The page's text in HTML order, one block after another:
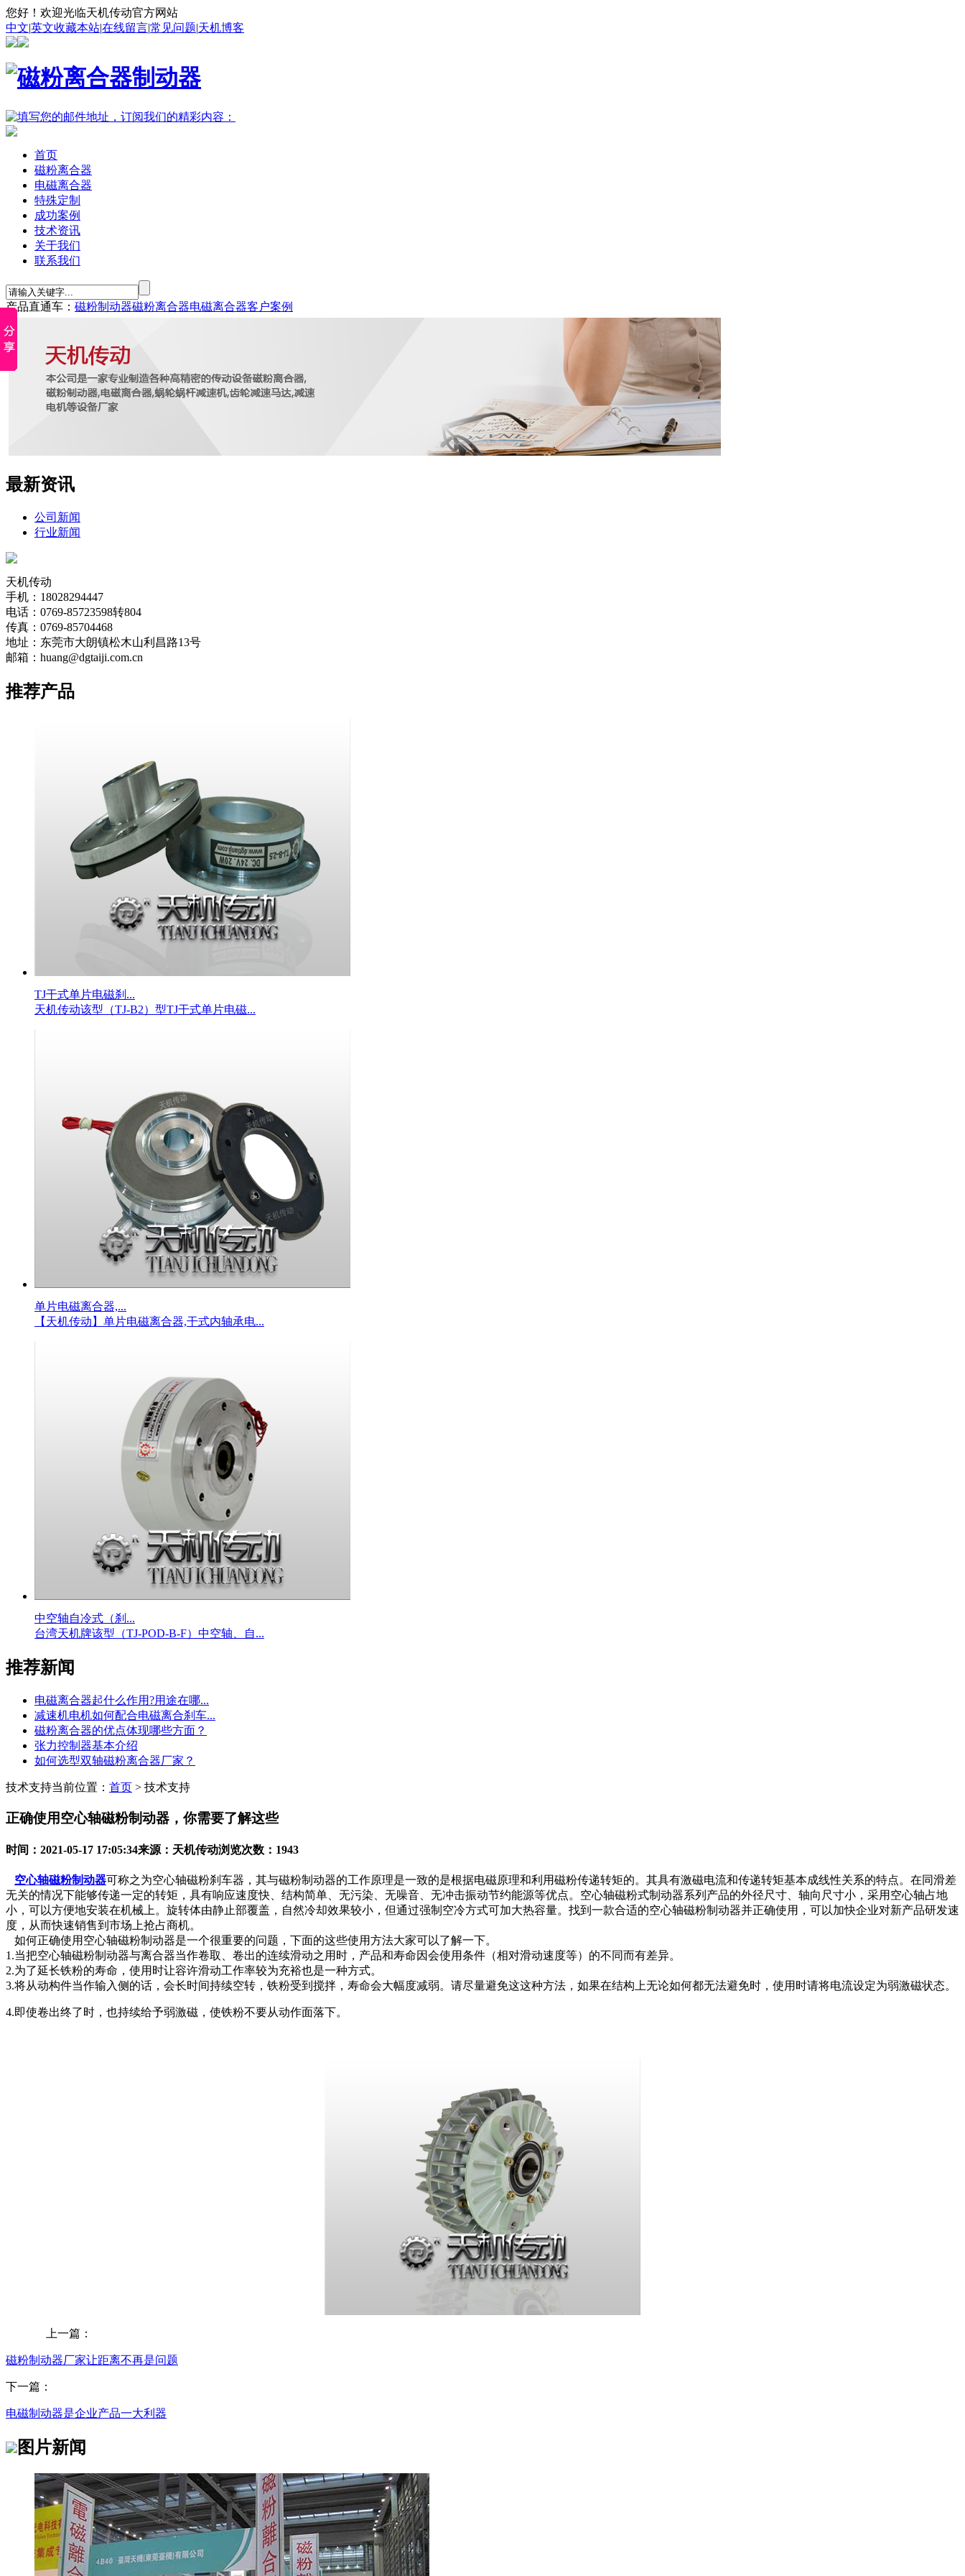
您好！欢迎光临天机传动官方网站
中文|英文收藏本站|在线留言|常见问题|天机博客
首页
磁粉离合器
电磁离合器
特殊定制
成功案例
技术资讯
关于我们
联系我们
产品直通车： 磁粉制动器磁粉离合器电磁离合器客户案例
最新资讯
公司新闻
行业新闻
天机传动
手机：18028294447
电话：0769-85723598转804
传真：0769-85704468
地址：东莞市大朗镇松木山利昌路13号
邮箱：huang@dgtaiji.com.cn
推荐产品
TJ干式单片电磁刹...
天机传动该型（TJ-B2）型TJ干式单片电磁...
单片电磁离合器,...
【天机传动】单片电磁离合器,干式内轴承电...
中空轴自冷式（刹...
台湾天机牌该型（TJ-POD-B-F）中空轴、自...
推荐新闻
电磁离合器起什么作用?用途在哪...
减速机电机如何配合电磁离合刹车...
磁粉离合器的优点体现哪些方面？
张力控制器基本介绍
如何选型双轴磁粉离合器厂家？
技术支持当前位置： 首页 > 技术支持
正确使用空心轴磁粉制动器，你需要了解这些
时间：2021-05-17 17:05:34来源：天机传动浏览次数：1943
空心轴磁粉制动器可称之为空心轴磁粉刹车器，其与磁粉制动器的工作原理是一致的是根据电磁原理和利用磁粉传递转矩的。其具有激磁电流和传递转矩基本成线性关系的特点。在同滑差
无关的情况下能够传递一定的转矩，具有响应速度快、结构简单、无污染、无噪音、无冲击振动节约能源等优点。空心轴磁粉式制动器系列产品的外径尺寸、轴向尺寸小，采用空心轴占地
小，可以方便地安装在机械上。旋转体由静止部覆盖，自然冷却效果较小，但通过强制空冷方式可加大热容量。找到一款合适的空心轴磁粉制动器并正确使用，可以加快企业对新产品研发速
度，从而快速销售到市场上抢占商机。
如何正确使用空心轴磁粉制动器是一个很重要的问题，下面的这些使用方法大家可以了解一下。
1.当把空心轴磁粉制动器与离合器当作卷取、卷出的连续滑动之用时，产品和寿命因会使用条件（相对滑动速度等）的不同而有差异。
2.为了延长铁粉的寿命，使用时让容许滑动工作率较为充裕也是一种方式。
3.将从动构件当作输入侧的话，会长时间持续空转，铁粉受到搅拌，寿命会大幅度减弱。请尽量避免这这种方法，如果在结构上无论如何都无法避免时，使用时请将电流设定为弱激磁状态。
4.即使卷出终了时，也持续给予弱激磁，使铁粉不要从动作面落下。
上一篇：
磁粉制动器厂家让距离不再是问题
下一篇：
电磁制动器是企业产品一大利器
图片新闻